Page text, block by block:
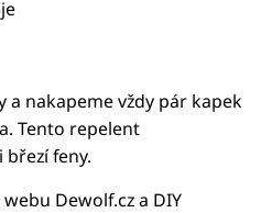
nakapeme vždy pár kapek
Tento repelent
březí feny.
Dewolf.cz a DIY